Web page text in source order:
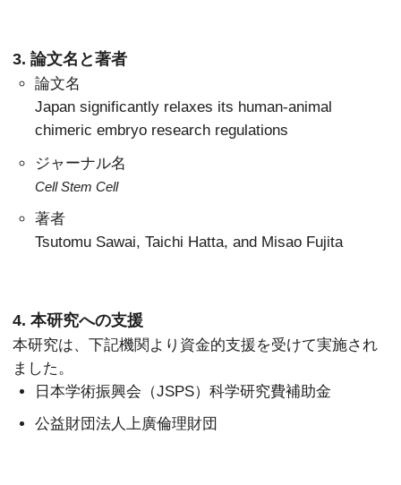
3. 論文名と著者
論文名
Japan significantly relaxes its human-animal
chimeric embryo research regulations
ジャーナル名
Cell Stem Cell
著者
Tsutomu Sawai, Taichi Hatta, and Misao Fujita
4. 本研究への支援
本研究は、下記機関より資金的支援を受けて実施され
ました。
日本学術振興会（JSPS）科学研究費補助金
公益財団法人上廣倫理財団